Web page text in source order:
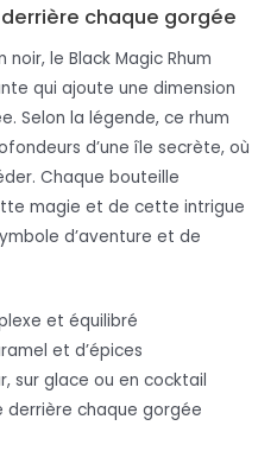
chaque gorgée
le Black Magic Rhum
qui ajoute une dimension
Selon la légende, ce rhum
d’une île secrète, où
Chaque bouteille
magie et de cette intrigue
d’aventure et de
et équilibré
et d’épices
sur glace ou en cocktail
derrière chaque gorgée